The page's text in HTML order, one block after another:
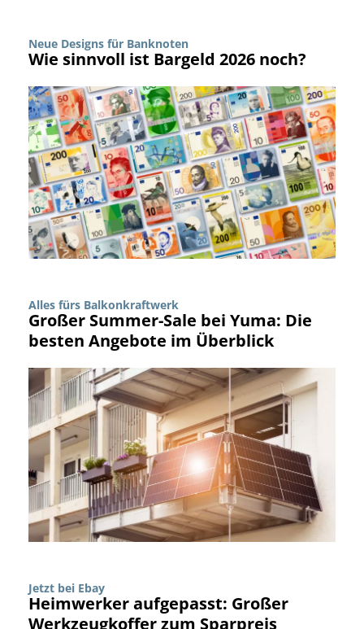
Neue Designs für Banknoten
Wie sinnvoll ist Bargeld 2026 noch?
Alles fürs Balkonkraftwerk
Großer Summer-Sale bei Yuma: Die
besten Angebote im Überblick
Jetzt bei Ebay
Heimwerker aufgepasst: Großer
Werkzeugkoffer zum Sparpreis